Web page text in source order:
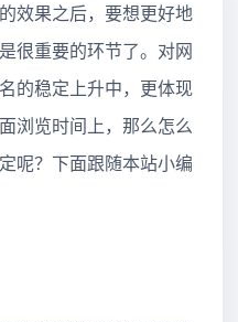
果之后，要想更好地
很重要的环节了。对网
的稳定上升中，更体现
浏览时间上，那么怎么
呢？下面跟随本站小编